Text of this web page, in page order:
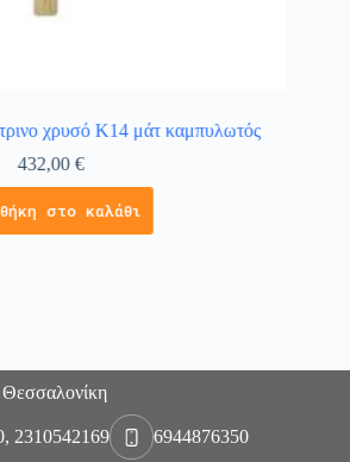
χρυσό Κ14 μάτ καμπυλωτός
432,00€
στο καλάθι
Θεσσαλονίκη
2310542169 6944876350